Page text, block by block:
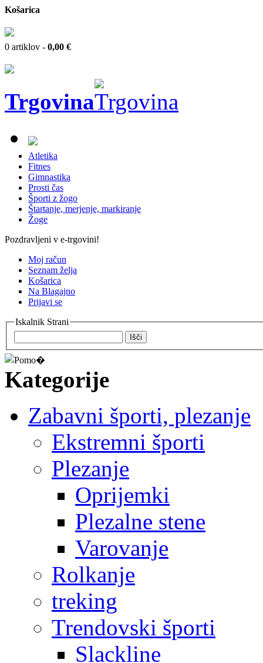
Košarica
0 artiklov - 0,00 €
Trgovina
Atletika
Fitnes
Gimnastika
Prosti čas
Športi z žogo
Štartanje, merjenje, markiranje
Žoge
Pozdravljeni v e-trgovini!
Moj račun
Seznam želja
Košarica
Na Blagajno
Prijavi se
Iskalnik Strani
Išči
Kategorije
Zabavni športi, plezanje
Ekstremni športi
Plezanje
Oprijemki
Plezalne stene
Varovanje
Rolkanje
treking
Trendovski športi
Slackline